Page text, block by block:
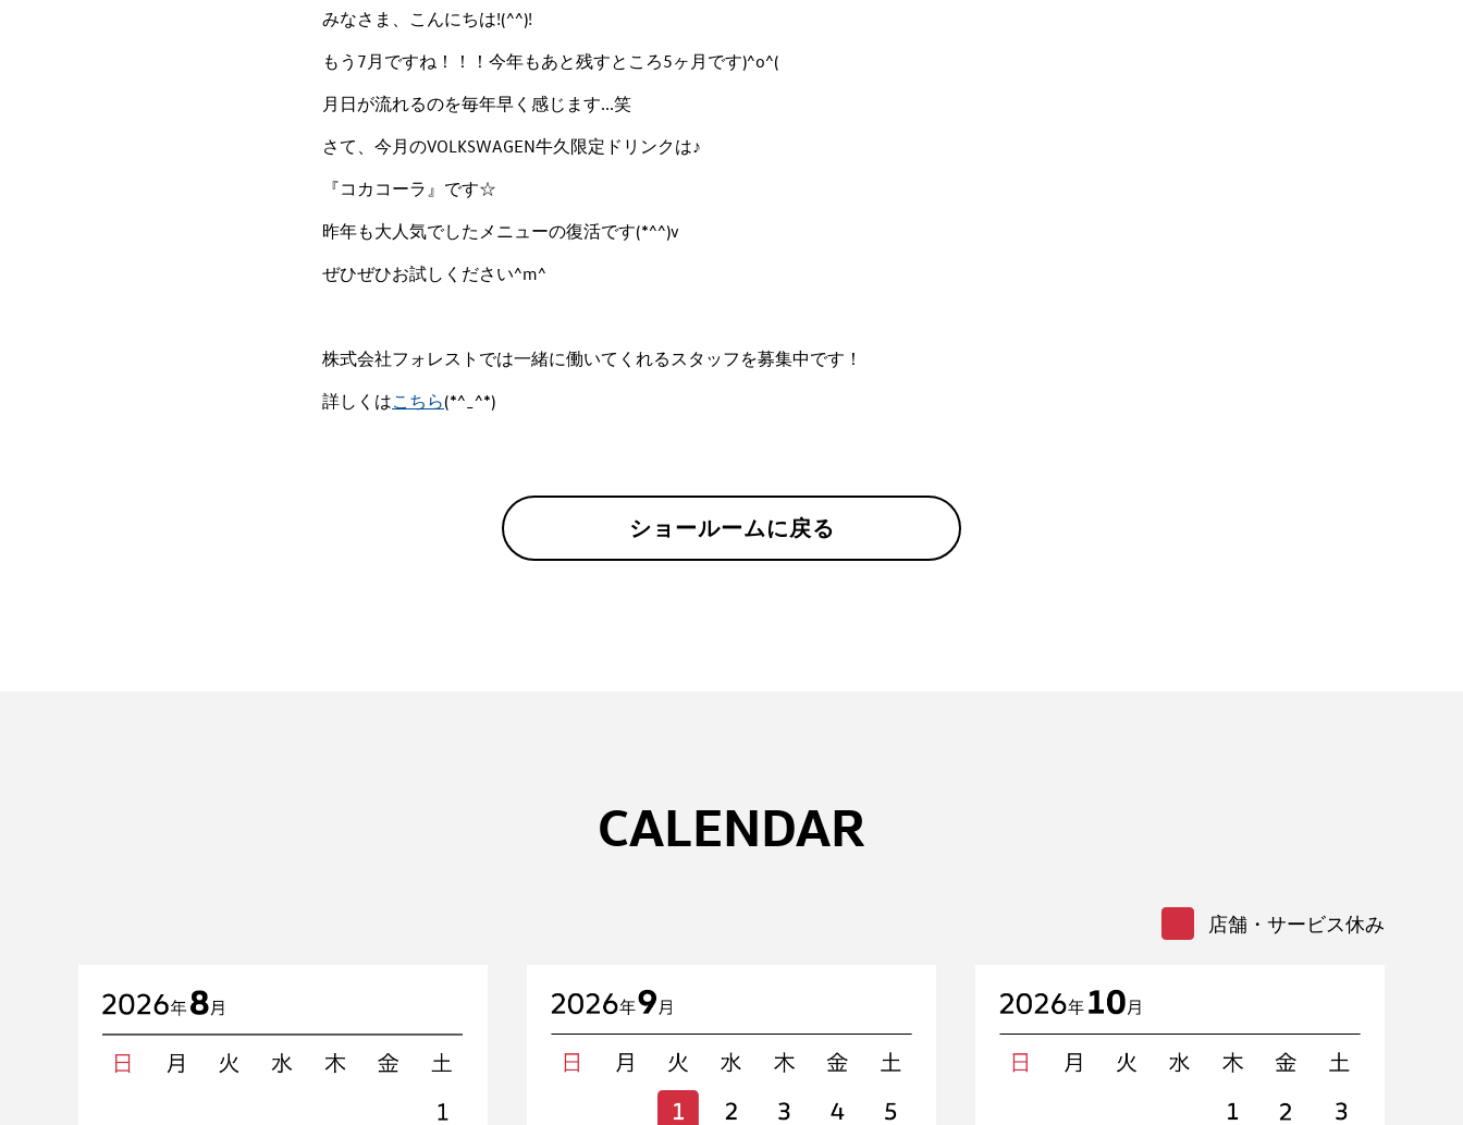
みなさま、こんにちは!(^^)!
もう7月ですね！！！今年もあと残すところ5ヶ月です)^o^(
月日が流れるのを毎年早く感じます...笑
さて、今月のVOLKSWAGEN牛久限定ドリンクは♪
『コカコーラ』です☆
昨年も大人気でしたメニューの復活です(*^^)v
ぜひぜひお試しください^m^
株式会社フォレストでは一緒に働いてくれるスタッフを募集中です！
詳しくはこちら(*^_^*)
ショールームに戻る
CALENDAR
店舗・サービス休み